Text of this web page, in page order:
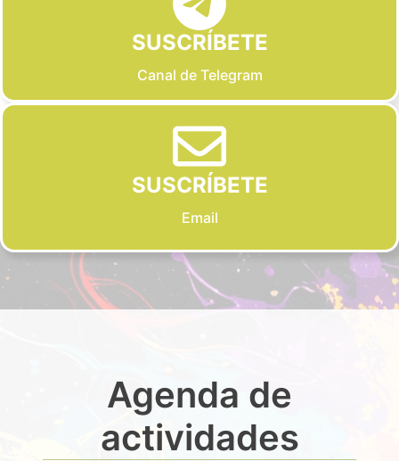
SUSCRÍBETE
Canal de Telegram
SUSCRÍBETE
Email
Agenda de
actividades